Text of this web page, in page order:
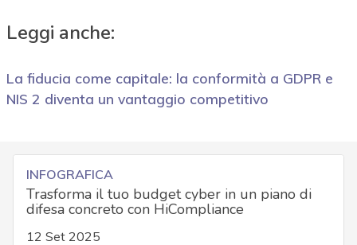
Leggi anche:
La fiducia come capitale: la conformità a GDPR e
NIS 2 diventa un vantaggio competitivo
INFOGRAFICA
Trasforma il tuo budget cyber in un piano di
difesa concreto con HiCompliance
12 Set 2025